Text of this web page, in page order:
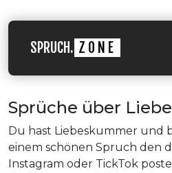
SPRUCH. ZONE
Sprüche über
Du hast Liebeskummer und
einem schönen Spruch den
Instagram oder TickTok